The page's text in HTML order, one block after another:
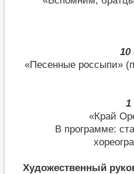
10
«Песенные россыпи»
1
«Край
В программе:
Художественный